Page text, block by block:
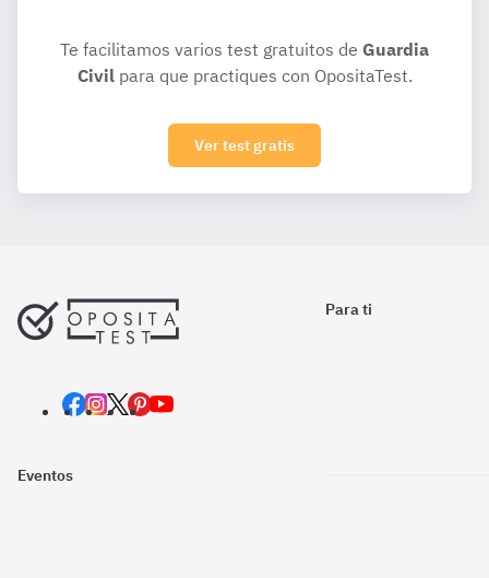
Te facilitamos varios test gratuitos de Guardia
Civilpara que practiques con OpositaTest.
Ver test gratis
Para ti
Eventos